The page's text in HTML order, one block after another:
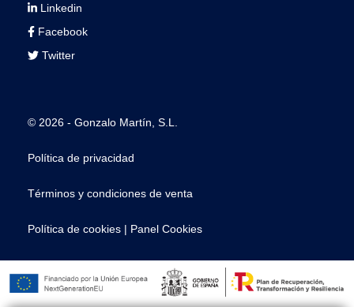
Linkedin
Facebook
Twitter
© 2026 - Gonzalo Martín, S.L.
Política de privacidad
Términos y condiciones de venta
Política de cookies | Panel Cookies